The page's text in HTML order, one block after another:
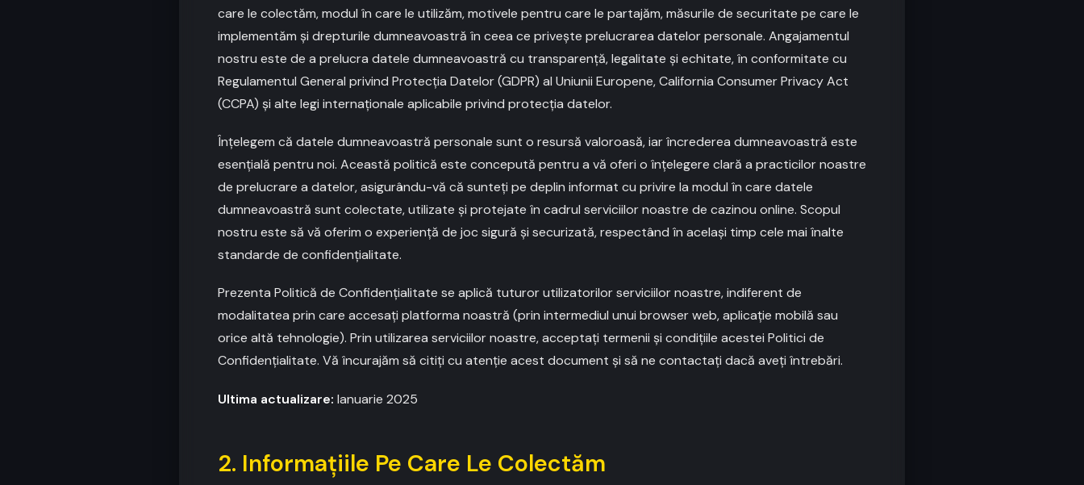
care le colectăm, modul în care le utilizăm, motivele pentru care le partajăm, măsurile de securitate pe care le
implementăm și drepturile dumneavoastră în ceea ce privește prelucrarea datelor personale. Angajamentul
nostru este de a prelucra datele dumneavoastră cu transparență, legalitate și echitate, în conformitate cu
Regulamentul General privind Protecția Datelor (GDPR) al Uniunii Europene, California Consumer Privacy Act
(CCPA) și alte legi internaționale aplicabile privind protecția datelor.
Înțelegem că datele dumneavoastră personale sunt o resursă valoroasă, iar încrederea dumneavoastră este
esențială pentru noi. Această politică este concepută pentru a vă oferi o înțelegere clară a practicilor noastre
de prelucrare a datelor, asigurându-vă că sunteți pe deplin informat cu privire la modul în care datele
dumneavoastră sunt colectate, utilizate și protejate în cadrul serviciilor noastre de cazinou online. Scopul
nostru este să vă oferim o experiență de joc sigură și securizată, respectând în același timp cele mai înalte
standarde de confidențialitate.
Prezenta Politică de Confidențialitate se aplică tuturor utilizatorilor serviciilor noastre, indiferent de
modalitatea prin care accesați platforma noastră (prin intermediul unui browser web, aplicație mobilă sau
orice altă tehnologie). Prin utilizarea serviciilor noastre, acceptați termenii și condițiile acestei Politici de
Confidențialitate. Vă încurajăm să citiți cu atenție acest document și să ne contactați dacă aveți întrebări.
Ultima actualizare: Ianuarie 2025
2. Informațiile Pe Care Le Colectăm